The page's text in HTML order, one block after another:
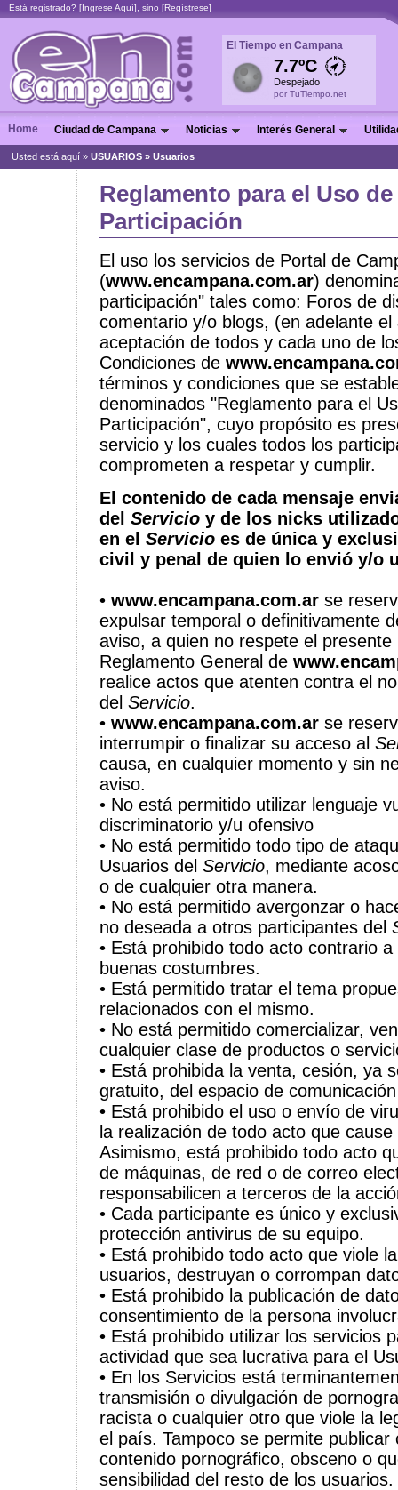
Está registrado? [Ingrese Aquí], sino [Regístrese]
El Tiempo en Campana
7.7ºC
Despejado
por TuTiempo.net
Home Ciudad de Campana Noticias Interés General
Usted está aquí » USUARIOS » Usuarios
Reglamento para el Uso
Participación
El uso los servicios de Portal de
(www.encampana.com.ar)
participación" tales como: Foros de
comentario y/o blogs, (en adelante el
aceptación de todos y cada uno de
Condiciones de
términos y condiciones que se
denominados "Reglamento para el
Participación", cuyo propósito es
servicio y los cuales todos los
comprometen a respetar y cumplir.
El contenido de cada mensaje
del Servicio y de los nicks
en el Servicio es de única y
civil y penal de quien lo envió y/o
• www.encampana.com.ar se
expulsar temporal o definitivamente
aviso, a quien no respete el presente
Reglamento General de
realice actos que atenten contra el
del Servicio.
• www.encampana.com.ar se
interrumpir o finalizar su acceso al
causa, en cualquier momento y sin
aviso.
• No está permitido utilizar lenguaje
discriminatorio y/u ofensivo
• No está permitido todo tipo de
Usuarios del Servicio, mediante
o de cualquier otra manera.
• No está permitido avergonzar o
no deseada a otros participantes del
• Está prohibido todo acto contrario
buenas costumbres.
• Está permitido tratar el tema
relacionados con el mismo.
• No está permitido comercializar,
cualquier clase de productos o
• Está prohibida la venta, cesión, ya
gratuito, del espacio de
• Está prohibido el uso o envío de
la realización de todo acto que
Asimismo, está prohibido todo acto
de máquinas, de red o de correo
responsabilicen a terceros de la
• Cada participante es único y
protección antivirus de su equipo.
• Está prohibido todo acto que viole
usuarios, destruyan o corrompan
• Está prohibido la publicación de
consentimiento de la persona
• Está prohibido utilizar los servicios
actividad que sea lucrativa para el
• En los Servicios está
transmisión o divulgación de
racista o cualquier otro que viole la
el país. Tampoco se permite publicar
contenido pornográfico, obsceno o
sensibilidad del resto de los usuarios.